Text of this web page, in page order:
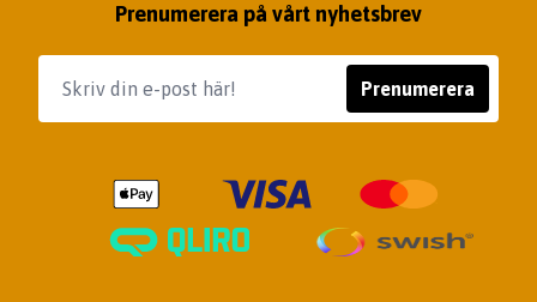
Prenumerera på vårt nyhetsbrev
Prenumerera